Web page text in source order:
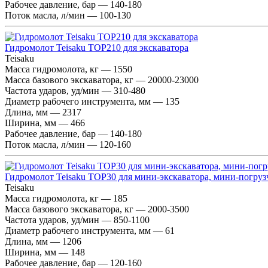
Рабочее давление, бар — 140-180
Поток масла, л/мин — 100-130
Гидромолот Teisaku TOP210 для экскаватора
Teisaku
Масса гидромолота, кг — 1550
Масса базового экскаватора, кг — 20000-23000
Частота ударов, уд/мин — 310-480
Диаметр рабочего инструмента, мм — 135
Длина, мм — 2317
Ширина, мм — 466
Рабочее давление, бар — 140-180
Поток масла, л/мин — 120-160
Гидромолот Teisaku TOP30 для мини-экскаватора, мини-
Teisaku
Масса гидромолота, кг — 185
Масса базового экскаватора, кг — 2000-3500
Частота ударов, уд/мин — 850-1100
Диаметр рабочего инструмента, мм — 61
Длина, мм — 1206
Ширина, мм — 148
Рабочее давление, бар — 120-160